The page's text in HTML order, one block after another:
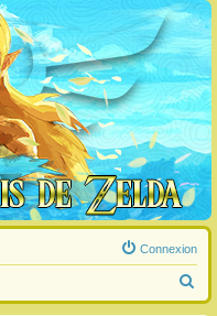
Connexion
e